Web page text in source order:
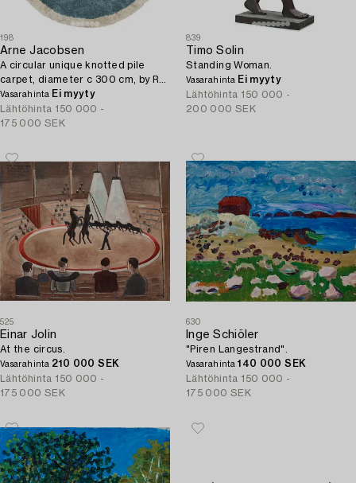
198
Arne Jacobsen
A circular unique knotted pile
carpet, diameter c 300 cm, by Rya
Lyng Taepper.
Vasarahinta Ei myyty
Lähtöhinta 150 000 -
175 000 SEK
839
Timo Solin
Standing Woman.
Vasarahinta Ei myyty
Lähtöhinta 150 000 -
200 000 SEK
525
Einar Jolin
At the circus.
Vasarahinta 210 000 SEK
Lähtöhinta 150 000 -
175 000 SEK
630
Inge Schiöler
"Piren Langestrand".
Vasarahinta140 000 SEK
Lähtöhinta 150 000 -
175 000 SEK